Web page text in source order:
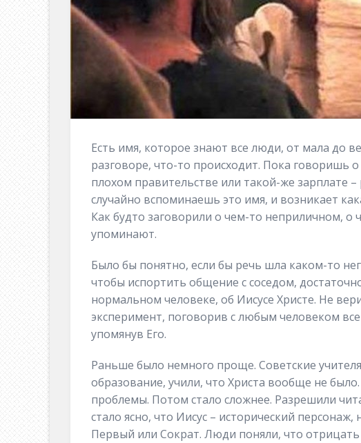
Есть имя, которое знают все люди, от мала до
разговоре, что-то происходит. Пока говоришь
плохом правительстве или такой-же зарплате
случайно вспоминаешь это имя, и возникает
Как будто заговорили о чем-то неприличном,
упоминают.
Было бы понятно, если бы речь шла каком-то
чтобы испортить общение с соседом,
нормальном человеке, об Иисусе Христе. Не
эксперимент, поговорив с любым человеком
упомянув Его.
Раньше было немного проще. Советские
образование, учили, что Христа вообще не
проблемы. Потом стало сложнее. Разрешили
стало ясно, что Иисус – исторический
Первый или Сократ. Люди поняли, что отрицать